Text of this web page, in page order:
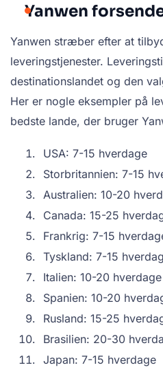
Yanwen
Yanwen stræber efter at
leveringstjenester.
destinationslandet og den
Her er nogle eksempler på
bedste lande, der bruger
USA: 7-15 hverdage
Storbritannien: 7-15
Australien: 10-20
Canada: 15-25
Frankrig: 7-15
Tyskland: 7-15
Italien: 10-20 hverdage
Spanien: 10-20
Rusland: 15-25
Brasilien: 20-30
Japan: 7-15 hverdage